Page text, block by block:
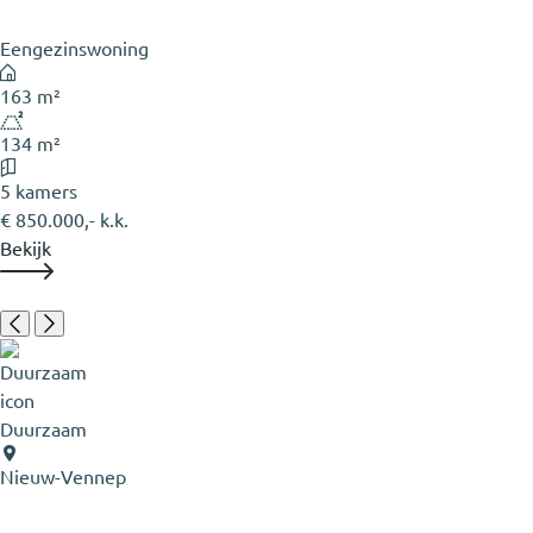
Eengezinswoning
163 m²
134 m²
5 kamers
€ 850.000,- k.k.
Bekijk
Duurzaam
Nieuw-Vennep